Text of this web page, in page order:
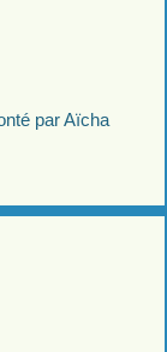
par Aïcha